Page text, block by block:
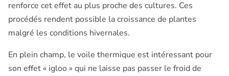
renforce cet effet au plus proche des cultures. Ces
procédés rendent possible la croissance de plantes
malgré les conditions hivernales.
En plein champ, le voile thermique est intéressant pour
son effet « igloo » qui ne laisse pas passer le froid de